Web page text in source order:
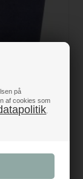
på
af cookies som
mørk blå, 10 stk.